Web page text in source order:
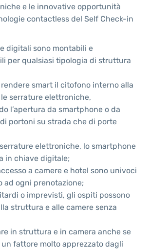
e le innovative opportunità
contactless del Self Check-in
digitali sono montabili e
per qualsiasi tipologia di struttura
rendere smart il citofono interno alla
serrature elettroniche,
l’apertura da smartphone o da
portoni su strada che di porte
elettroniche, lo smartphone
in chiave digitale;
a camere e hotel sono univoci
ad ogni prenotazione;
o imprevisti, gli ospiti possono
struttura e alle camere senza
in struttura e in camera anche se
fattore molto apprezzato dagli